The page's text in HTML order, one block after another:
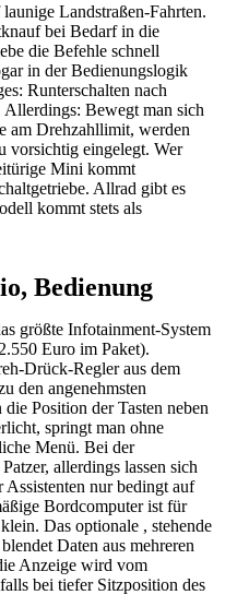
Landstraßen-Fahrten.
bei Bedarf in die
die Befehle schnell
in der Bedienungslogik
Runterschalten nach
Allerdings: Bewegt man sich
am Drehzahllimit, werden
vorsichtig eingelegt. Wer
Mini kommt
Allrad gibt es
kommt stets als
Bedienung
größte Infotainment-System
Euro im Paket).
Drück-Regler aus dem
den angenehmsten
Position der Tasten neben
springt man ohne
Menü. Bei der
allerdings lassen sich
nur bedingt auf
Bordcomputer ist für
Das optionale , stehende
Daten aus mehreren
Anzeige wird vom
bei tiefer Sitzposition des